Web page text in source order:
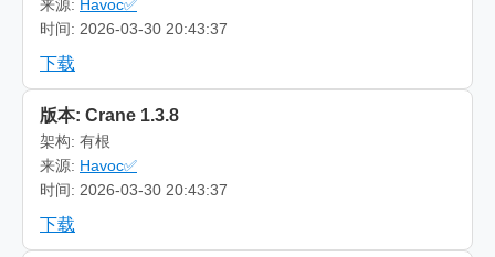
来源: Havoc✅
时间: 2026-03-30 20:43:37
下载
版本: Crane 1.3.8
架构: 有根
来源: Havoc✅
时间: 2026-03-30 20:43:37
下载